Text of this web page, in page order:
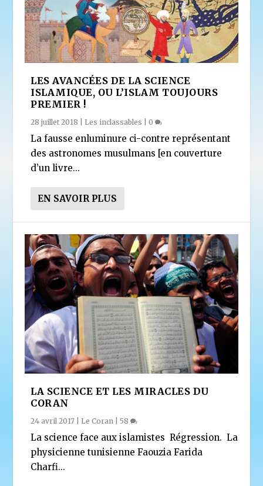
LES AVANCÉES DE LA SCIENCE
ISLAMIQUE, OU L’ISLAM TOUJOURS
PREMIER !
28 juillet 2018 Les inclassables |0
La fausse enluminure ci-contre représentant
des astronomes musulmans [en couverture
d’un livre...
EN SAVOIR PLUS
LA SCIENCE ET LES MIRACLES DU
CORAN
24 avril 2017 Le Coran 58
La science face aux islamistes Régression. La
physicienne tunisienne Faouzia Farida
Charfi...